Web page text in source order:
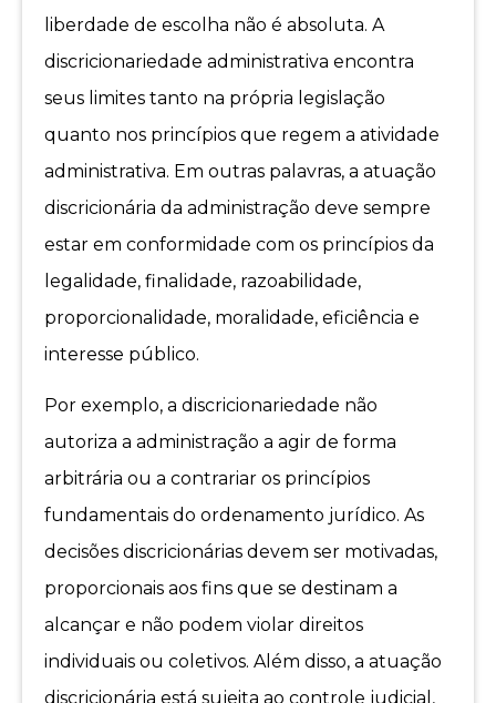
liberdade de escolha não é absoluta. A
discricionariedade administrativa encontra
seus limites tanto na própria legislação
quanto nos princípios que regem a atividade
administrativa. Em outras palavras, a atuação
discricionária da administração deve sempre
estar em conformidade com os princípios da
legalidade, finalidade, razoabilidade,
proporcionalidade, moralidade, eficiência e
interesse público.
Por exemplo, a discricionariedade não
autoriza a administração a agir de forma
arbitrária ou a contrariar os princípios
fundamentais do ordenamento jurídico. As
decisões discricionárias devem ser motivadas,
proporcionais aos fins que se destinam a
alcançar e não podem violar direitos
individuais ou coletivos. Além disso, a atuação
discricionária está sujeita ao controle judicial,